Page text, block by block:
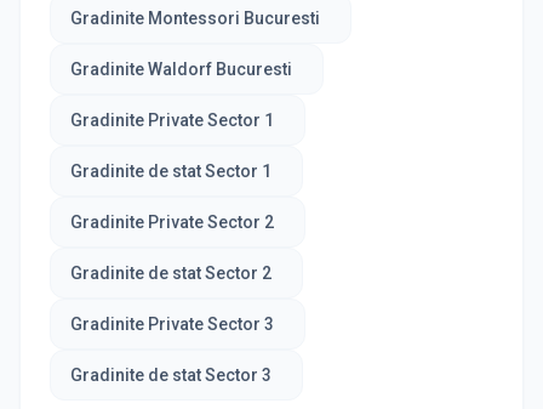
Gradinite Montessori Bucuresti
Gradinite Waldorf Bucuresti
Gradinite Private Sector 1
Gradinite de stat Sector 1
Gradinite Private Sector 2
Gradinite de stat Sector 2
Gradinite Private Sector 3
Gradinite de stat Sector 3